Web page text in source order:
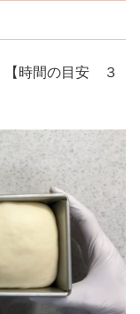
【時間の目安 ３